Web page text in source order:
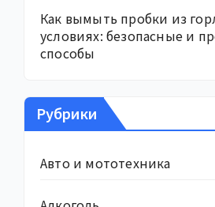
Как вымыть пробки из
условиях: безопасные и
способы
Рубрики
Авто и мототехника